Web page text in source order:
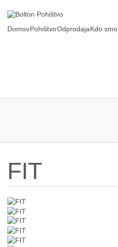
DomovPohištvoOdprodajaKdo smo
FIT